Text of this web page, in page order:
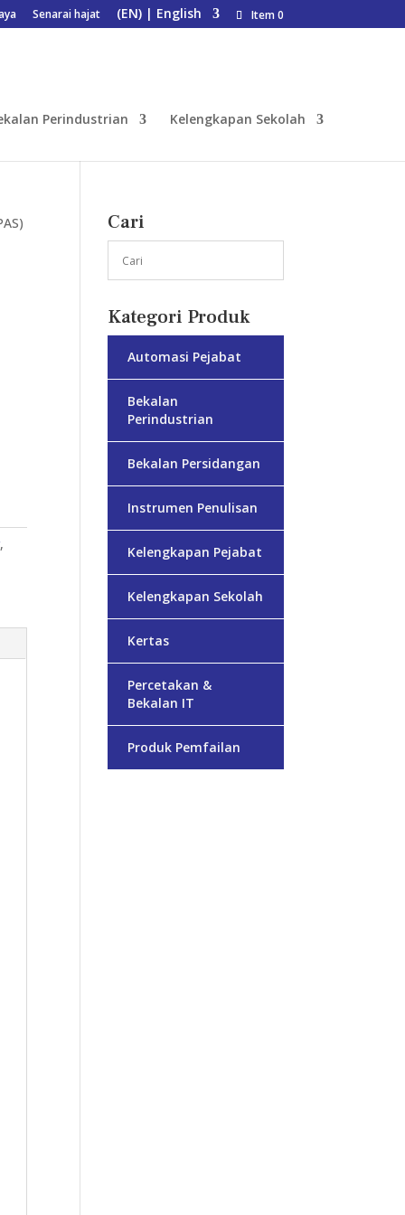
Senarai hajat Item 0
Perindustrian Kelengkapan Sekolah
,
Cari
Kategori Produk
Automasi Pejabat
Bekalan
Perindustrian
Bekalan Persidangan
Instrumen Penulisan
Kelengkapan Pejabat
Kelengkapan Sekolah
Kertas
Percetakan &
Bekalan IT
Produk Pemfailan